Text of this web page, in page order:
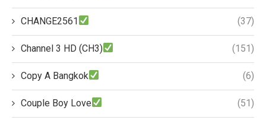
CHANGE2561 (37)
Channel 3 HD (CH3) (151)
Copy A Bangkok (6)
Couple Boy Love (51)